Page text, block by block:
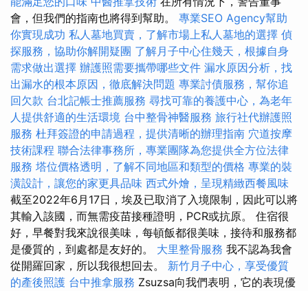
會，但我們的指南也將得到幫助。 專業SEO Agency幫助
你實現成功 私人墓地買賣，了解市場上私人墓地的選擇 偵
探服務，協助你解開疑團 了解月子中心住幾天，根據自身
需求做出選擇 辦護照需要攜帶哪些文件 漏水原因分析，找
出漏水的根本原因，徹底解決問題 專業討債服務，幫你追
回欠款 台北記帳士推薦服務 尋找可靠的養護中心，為老年
人提供舒適的生活環境 台中整骨神醫服務 旅行社代辦護照
服務 杜拜簽證的申請過程，提供清晰的辦理指南 穴道按摩
技術課程 聯合法律事務所，專業團隊為您提供全方位法律
服務 塔位價格透明，了解不同地區和類型的價格 專業的裝
潢設計，讓您的家更具品味 西式外燴，呈現精緻西餐風味
截至2022年6月17日，埃及已取消了入境限制，因此可以將
其輸入該國，而無需疫苗接種證明，PCR或抗原。 住宿很
好，早餐對我來說很美味，每頓飯都很美味，接待和服務都
是優質的，到處都是友好的。 大里整骨服務 我不認為我會
從開羅回家，所以我很想回去。 新竹月子中心，享受優質
的產後照護 台中推拿服務 Zsuzsa向我們表明，它的表現優